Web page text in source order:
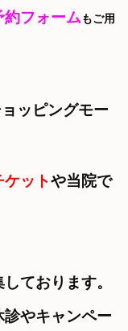
約フォームもご用
ッピングモー
ットや当院で
ております。
やキャンペー